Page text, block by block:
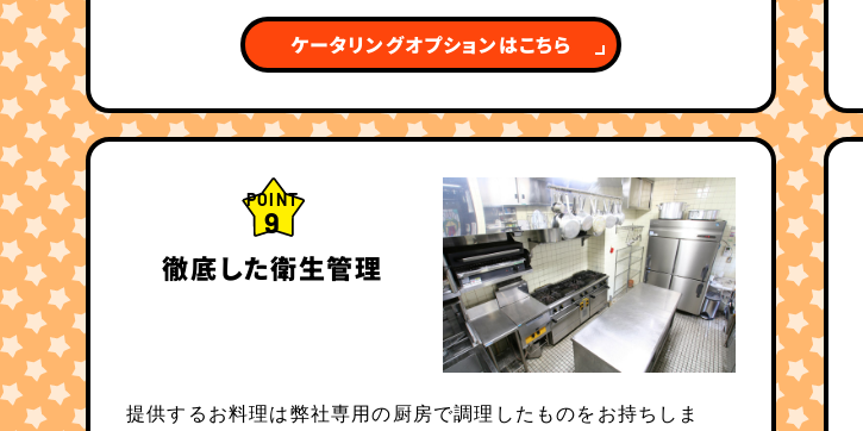
ケータリングオプションはこちら
POINT
9
徹底した衛生管理
提供するお料理は弊社専用の厨房で調理したものをお持ちしま